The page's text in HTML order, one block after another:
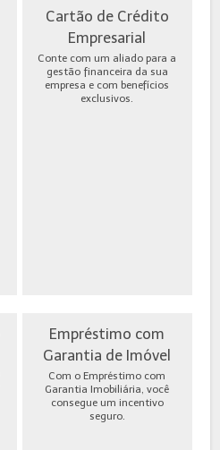
Cartão de Crédito
Empresarial
Conte com um aliado para a
gestão financeira da sua
empresa e com benefícios
exclusivos.
Empréstimo com
Garantia de Imóvel
Com o Empréstimo com
Garantia Imobiliária, você
consegue um incentivo
seguro.